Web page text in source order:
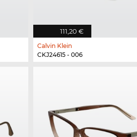
111,20 €
Calvin Klein
CKJ24615 - 006